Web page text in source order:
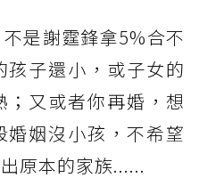
是謝霆鋒拿5%合不
子還小，或子女的
；又或者你再婚，想
婚姻沒小孩，不希望
原本的家族......